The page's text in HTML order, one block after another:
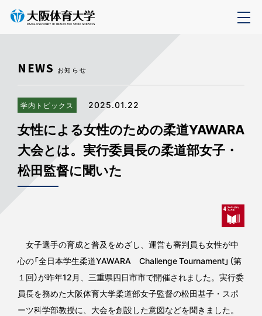
NEWS お知らせ
学内トピックス 2025.01.22
女性による女性のための柔道YAWARA
大会とは。実行委員長の柔道部女子・
松田監督に聞いた
女子選手の育成と普及をめざし、運営も審判員も女性が中
心の「全日本学生柔道YAWARA Challenge Tournament」（第
１回）が昨年12月、三重県四日市市で開催されました。実行委
員長を務めた大阪体育大学柔道部女子監督の松田基子・スポ
ーツ科学部教授に、大会を創設した意図などを聞きました。